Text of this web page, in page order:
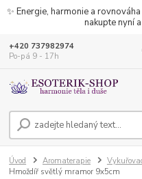
✨ Energie, harmonie a
nakupte nyní
+420 737982974
Po-pá 9 - 17h
Úvod Aromaterapie
Hmoždíř světlý mramor 9x5cm